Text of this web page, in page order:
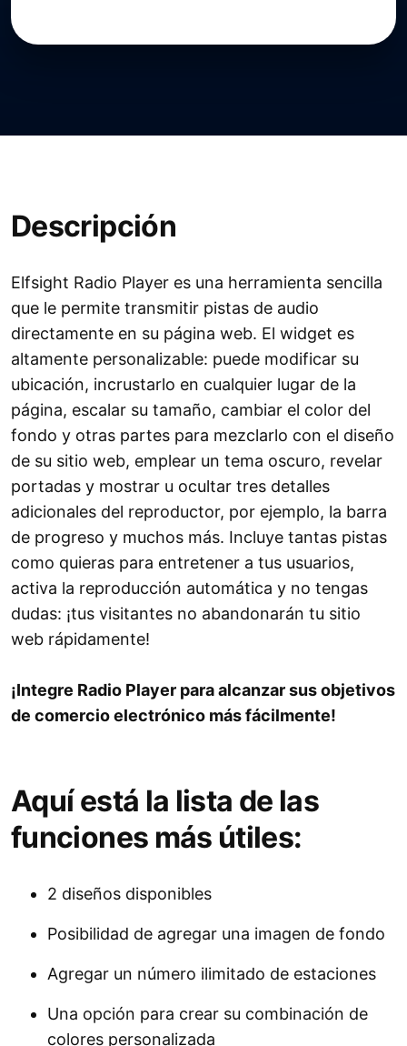
Descripción
Elfsight Radio Player es una herramienta sencilla
que le permite transmitir pistas de audio
directamente en su página web. El widget es
altamente personalizable: puede modificar su
ubicación, incrustarlo en cualquier lugar de la
página, escalar su tamaño, cambiar el color del
fondo y otras partes para mezclarlo con el diseño
de su sitio web, emplear un tema oscuro, revelar
portadas y mostrar u ocultar tres detalles
adicionales del reproductor, por ejemplo, la barra
de progreso y muchos más. Incluye tantas pistas
como quieras para entretener a tus usuarios,
activa la reproducción automática y no tengas
dudas: ¡tus visitantes no abandonarán tu sitio
web rápidamente!
¡Integre Radio Player para alcanzar sus objetivos
de comercio electrónico más fácilmente!
Aquí está la lista de las
funciones más útiles:
2 diseños disponibles
Posibilidad de agregar una imagen de fondo
Agregar un número ilimitado de estaciones
Una opción para crear su combinación de
colores personalizada